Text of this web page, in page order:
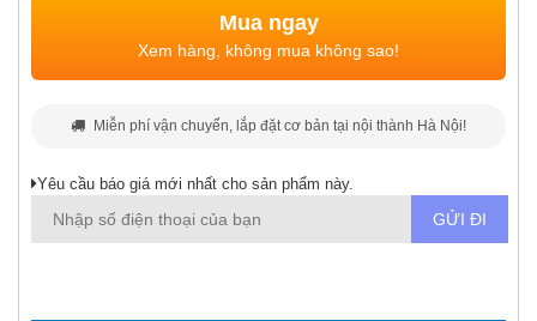
Mua ngay
Xem hàng, không mua không sao!
Miễn phí vận chuyển, lắp đặt cơ bản tại nội thành Hà Nội!
Yêu cầu báo giá mới nhất cho sản phẩm này.